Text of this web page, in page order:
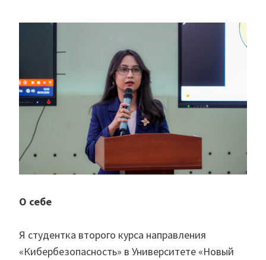
О себе
Я студентка второго курса направления
«Кибербезопасность» в Университете «Новый